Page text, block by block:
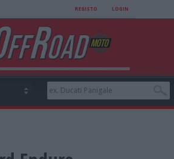
REGISTO LOGIN